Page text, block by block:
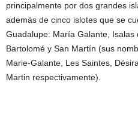
principalmente por dos grandes
además de cinco islotes que se
Guadalupe: María Galante, Isalas
Bartolomé y San Martín (sus
Marie-Galante, Les Saintes,
Martin respectivamente).